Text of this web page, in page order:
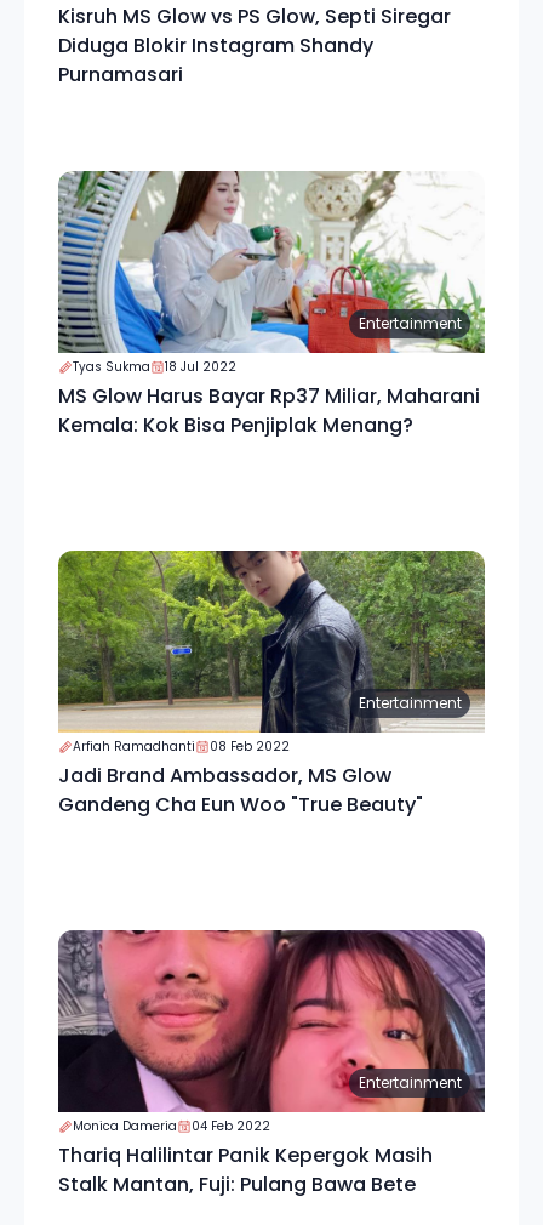
Kisruh MS Glow vs PS Glow, Septi Siregar
Diduga Blokir Instagram Shandy
Purnamasari
Entertainment
Tyas Sukma 18 Jul 2022
MS Glow Harus Bayar Rp37 Miliar, Maharani
Kemala: Kok Bisa Penjiplak Menang?
Entertainment
Arfiah Ramadhanti 08 Feb 2022
Jadi Brand Ambassador, MS Glow
Gandeng Cha Eun Woo "True Beauty"
Entertainment
Monica Dameria 04 Feb 2022
Thariq Halilintar Panik Kepergok Masih
Stalk Mantan, Fuji: Pulang Bawa Bete